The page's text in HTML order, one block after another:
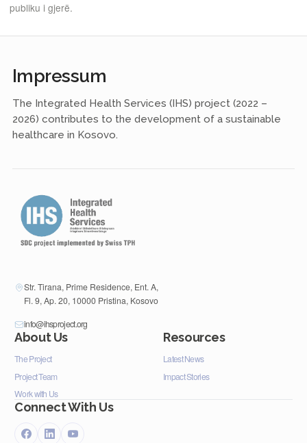
publiku i gjerë.
Impressum
The Integrated Health Services (IHS) project (2022 –
2026) contributes to the development of a sustainable
healthcare in Kosovo.
Str. Tirana, Prime Residence, Ent. A,
Fl. 9, Ap. 20, 10000 Pristina, Kosovo
info@ihsproject.org
About Us
The Project
Project Team
Work with Us
Resources
Latest News
Impact Stories
Connect With Us